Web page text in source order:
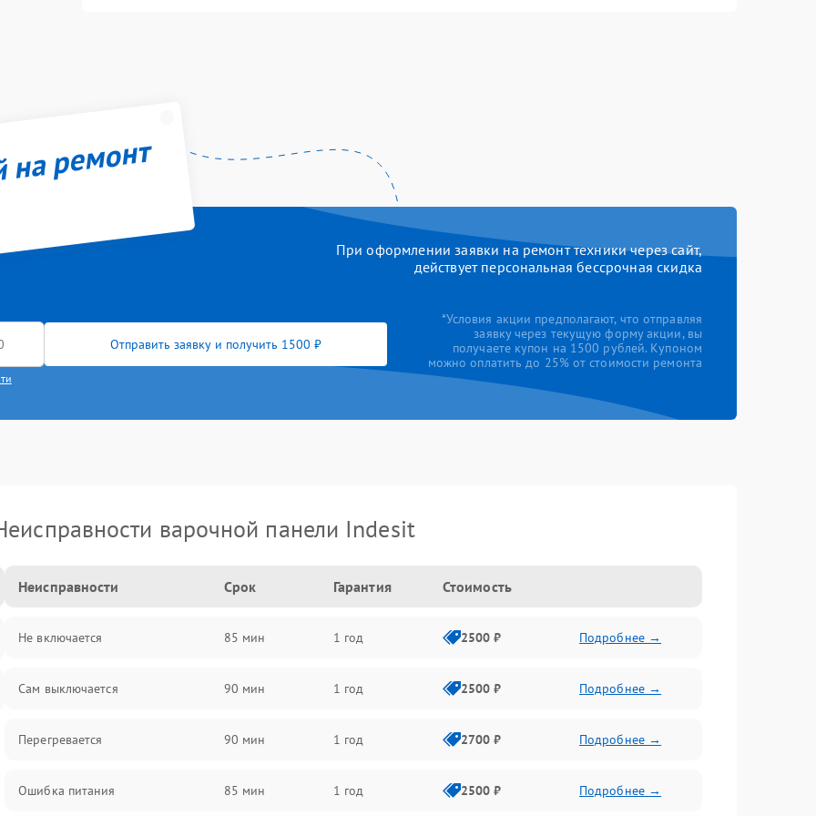
ремонт
При оформлении заявки на ремонт техники через сайт,
действует персональная бессрочная скидка
Отправить заявку и получить 1500 ₽
*Условия акции предполагают, что отправляя
заявку через текущую форму акции, вы
получаете купон на 1500 рублей. Купоном
можно оплатить до 25% от стоимости ремонта
варочной панели Indesit
Неисправности Срок Гарантия Стоимость
Не включается 85 мин 1 год 2500 ₽ Подробнее →
Сам выключается 90 мин 1 год 2500 ₽ Подробнее →
Перегревается 90 мин 1 год 2700 ₽ Подробнее →
Ошибка питания 85 мин 1 год 2500 ₽ Подробнее →